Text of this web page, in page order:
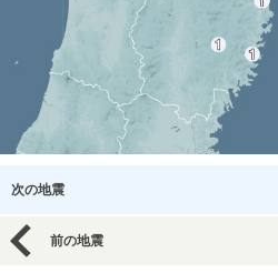
次の地震
前の地震